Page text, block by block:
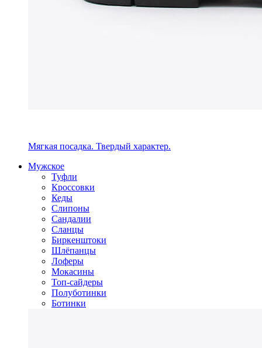
Мягкая посадка. Твердый характер.
Мужское
Туфли
Кроссовки
Кеды
Слипоны
Сандалии
Сланцы
Биркенштоки
Шлёпанцы
Лоферы
Мокасины
Топ-сайдеры
Полуботинки
Ботинки